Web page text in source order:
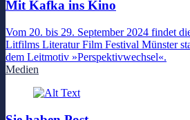
Mit Kafka ins Kino
Vom 20. bis 29. September 2024 findet
Litfilms Literatur Film Festival Münster
dem Leitmotiv »Perspektivwechsel«.
Medien